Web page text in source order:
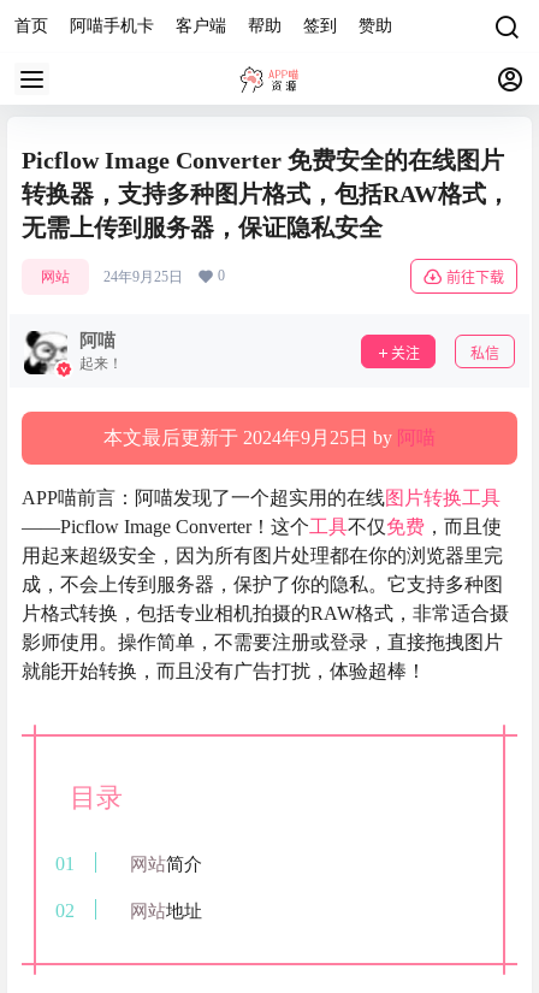
首页 阿喵手机卡 客户端 帮助 签到 赞助
Picflow Image Converter 免费安全的在线图片
转换器，支持多种图片格式，包括RAW格式，
无需上传到服务器，保证隐私安全
网站 24年9月25日 0 前往下载
阿喵
起来！
关注 私信
本文最后更新于 2024年9月25日 by 阿喵
APP喵前言：阿喵发现了一个超实用的在线图片转换工具
——Picflow Image Converter！这个工具不仅免费 ，而且使
用起来超级安全，因为所有图片处理都在你的浏览器里完
成，不会上传到服务器，保护了你的隐私。它支持多种图
片格式转换，包括专业相机拍摄的RAW格式，非常适合摄
影师使用。操作简单，不需要注册或登录，直接拖拽图片
就能开始转换，而且没有广告打扰，体验超棒！
目录
网站简介
网站地址